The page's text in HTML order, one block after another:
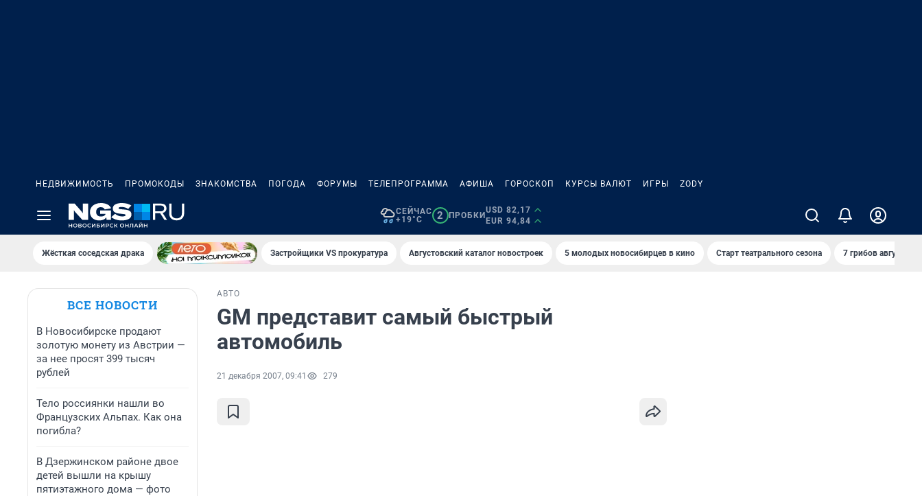
НЕДВИЖИМОСТЬ ПРОМОКОДЫ ЗНАКОМСТВА ПОГОДА ФОРУМЫ ТЕЛЕПРОГРАММА АФИША ГОРОСКОП КУРСЫ ВАЛЮТ ИГРЫ ZODY
СЕЙЧАС
+19°C
2 ПРОБКИ
USD 82,17
EUR 94,84
Жёсткая соседская драка Застройщики VS прокуратура Августовский каталог новостроек 5 молодых новосибирцев в кино Старт театрального сезона 7 грибов августа
ВСЕ НОВОСТИ
В Новосибирске продают
золотую монету из Австрии —
за нее просят 399 тысяч
рублей
Тело россиянки нашли во
Французских Альпах. Как она
погибла?
В Дзержинском районе двое
детей вышли на крышу
пятиэтажного дома — фото
АВТО
GM представит самый быстрый
автомобиль
21 декабря 2007, 09:41 279